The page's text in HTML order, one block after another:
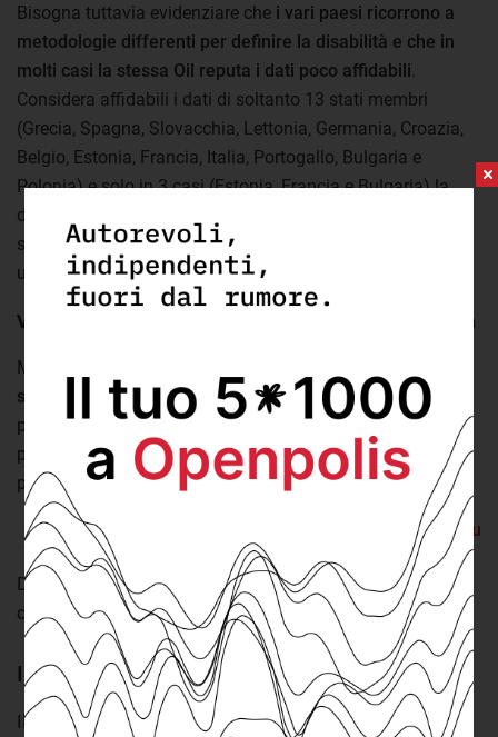
Bisogna tuttavia evidenziare che i vari paesi ricorrono a
metodologie differenti per definire la disabilità e che in
molti casi la stessa Oil reputa i dati poco affidabili
Considera affidabili i dati di soltanto 13 stati membri
(Grecia, Spagna, Slovacchia, Lettonia, Germania, Croazia,
Belgio, Estonia, Francia, Italia, Portogallo, Bulgaria e
Polonia) e solo in 3 casi (Estonia, Francia e Bulgaria) la
definizione utilizzata non viene riportata come “non
standard”. Per questa ragione inoltre non si può ottenere
una media europea.
Variano anche i divari con le persone senza disabilità
Ma è importante anche misurare il
senza disabilità
, per rendere conto del fatto che in alcuni
paesi i dati elevati possono riguardare i disabili in maniera
particolare oppure possono essere caratteristici di tutta la
popolazione.
Torna su
Da questo punto di vista, il dato più elevato d’Europa resta
comunque quello lituano.
In Lituania il divario è di 17 punti percentuali
Il divario tra persone disabili e non rispetto alla